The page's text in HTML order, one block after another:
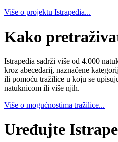
Više o projektu Istrapedia...
Kako
Istrapedia sadrži više od 4.000
kroz abecedarij, naznačene
ili pomoću tražilice u koju se
natuknicom ili više njih.
Više o mogućnostima tražilice...
Uređujte